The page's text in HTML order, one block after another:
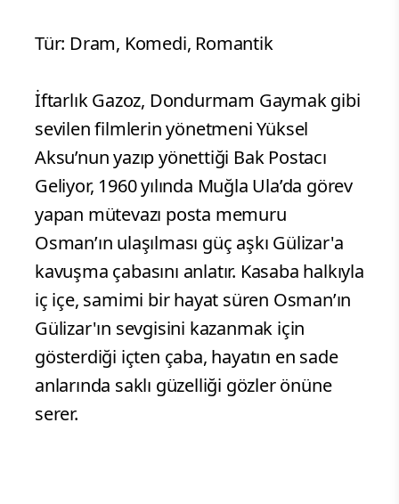
Tür: Dram, Komedi, Romantik
İftarlık Gazoz, Dondurmam Gaymak gibi
sevilen filmlerin yönetmeni Yüksel
Aksu’nun yazıp yönettiği Bak Postacı
Geliyor, 1960 yılında Muğla Ula’da görev
yapan mütevazı posta memuru
Osman’ın ulaşılması güç aşkı Gülizar'a
kavuşma çabasını anlatır. Kasaba halkıyla
iç içe, samimi bir hayat süren Osman’ın
Gülizar'ın sevgisini kazanmak için
gösterdiği içten çaba, hayatın en sade
anlarında saklı güzelliği gözler önüne
serer.